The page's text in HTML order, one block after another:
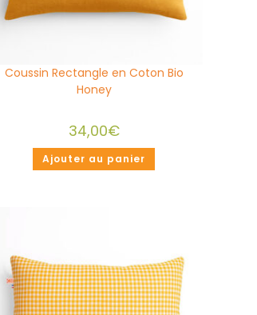
Coussin Rectangle en Coton Bio
Honey
34,00€
Ajouter au panier